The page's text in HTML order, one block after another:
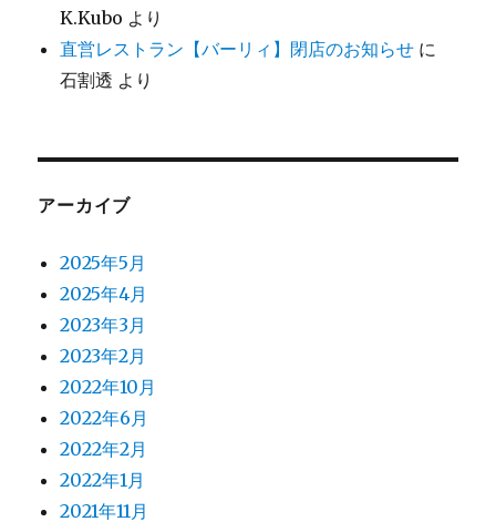
K.Kubo より
直営レストラン【バーリィ】閉店のお知らせ に
石割透 より
アーカイブ
2025年5月
2025年4月
2023年3月
2023年2月
2022年10月
2022年6月
2022年2月
2022年1月
2021年11月